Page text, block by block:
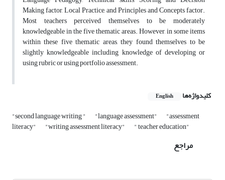
Making factor, Local Practice, and Principles and Concepts factor.
Most teachers perceived themselves to be moderately
knowledgeable in the five thematic areas. However, in some items
within these five thematic areas, they found themselves to be
slightly knowledgeable including knowledge of developing or
using rubric or using portfolio assessment.
کلیدواژه‌ها English
"second language writing " "language assessment" "assessment
literacy" "writing assessment literacy" " teacher education"
مراجع